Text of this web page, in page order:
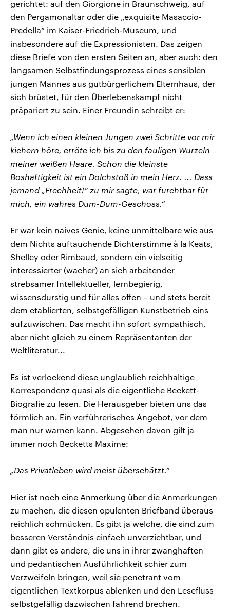
gerichtet: auf den Giorgione in Braunschweig, auf
den Pergamonaltar oder die „exquisite Masaccio-
Predella“ im Kaiser-Friedrich-Museum, und
insbesondere auf die Expressionisten. Das zeigen
diese Briefe von den ersten Seiten an, aber auch: den
langsamen Selbstfindungsprozess eines sensiblen
jungen Mannes aus gutbürgerlichem Elternhaus, der
sich brüstet, für den Überlebenskampf nicht
präpariert zu sein. Einer Freundin schreibt er:
„Wenn ich einen kleinen Jungen zwei Schritte vor mir
kichern höre, erröte ich bis zu den fauligen Wurzeln
meiner weißen Haare. Schon die kleinste
Boshaftigkeit ist ein Dolchstoß in mein Herz. ... Dass
jemand „Frechheit!“ zu mir sagte, war furchtbar für
mich, ein wahres Dum-Dum-Geschoss.“
Er war kein naives Genie, keine unmittelbare wie aus
dem Nichts auftauchende Dichterstimme à la Keats,
Shelley oder Rimbaud, sondern ein vielseitig
interessierter (wacher) an sich arbeitender
strebsamer Intellektueller, lernbegierig,
wissensdurstig und für alles offen – und stets bereit
dem etablierten, selbstgefälligen Kunstbetrieb eins
aufzuwischen. Das macht ihn sofort sympathisch,
aber nicht gleich zu einem Repräsentanten der
Weltliteratur...
Es ist verlockend diese unglaublich reichhaltige
Korrespondenz quasi als die eigentliche Beckett-
Biografie zu lesen. Die Herausgeber bieten uns das
förmlich an. Ein verführerisches Angebot, vor dem
man nur warnen kann. Abgesehen davon gilt ja
immer noch Becketts Maxime:
„Das Privatleben wird meist überschätzt.“
Hier ist noch eine Anmerkung über die Anmerkungen
zu machen, die diesen opulenten Briefband überaus
reichlich schmücken. Es gibt ja welche, die sind zum
besseren Verständnis einfach unverzichtbar, und
dann gibt es andere, die uns in ihrer zwanghaften
und pedantischen Ausführlichkeit schier zum
Verzweifeln bringen, weil sie penetrant vom
eigentlichen Textkorpus ablenken und den Lesefluss
selbstgefällig dazwischen fahrend brechen.